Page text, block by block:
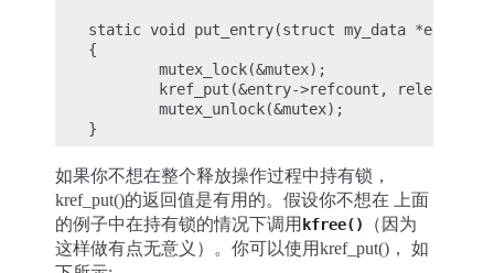
static void put_entry(struct my_data *entry)
{
        mutex_lock(&mutex);
kref_put(&entry->refcount,
        mutex_unlock(&mutex);
如果你不想在整个释放操作过程中持有锁，
kref_put()的返回值是有用的。假设你不想在 上面
的例子中在持有锁的情况下调用 kfree()
（因为
这样做有点无意义）。你可以使用kref_put()， 如